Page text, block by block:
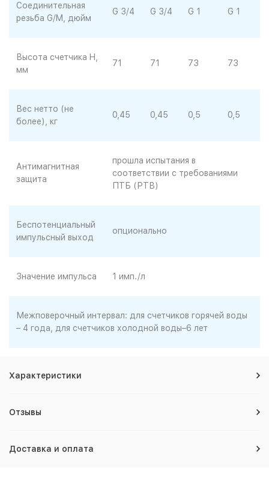
Соединительная
резьба G/M, дюйм
G 3/4 G 3/4 G 1 G 1
Высота счетчика H,
мм
71 71 73 73
Вес нетто (не
более), кг
0,45 0,45 0,5 0,5
Антимагнитная
защита
прошла испытания в
соответствии с требованиями
ПТБ (РТВ)
Беспотенциальный
импульсный выход
опционально
Значение импульса 1 имп./л
Межповерочный интервал: для счетчиков горячей воды
– 4 года, для счетчиков холодной воды–6 лет
Характеристики
Отзывы
Доставка и оплата